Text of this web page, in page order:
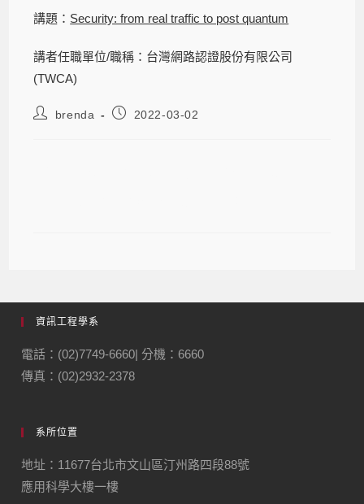
講題： Security: from real traffic to post quantum
講者任職單位/職稱：台灣網路認證股份有限公司
(TWCA)
brenda 2022-03-02
資訊工程學系
電話：(02)7749-6660| 分機：6660
傳真：(02)2932-2378
系所位置
地址：11677台北市文山區汀州路四段88號
應用科學大樓一樓